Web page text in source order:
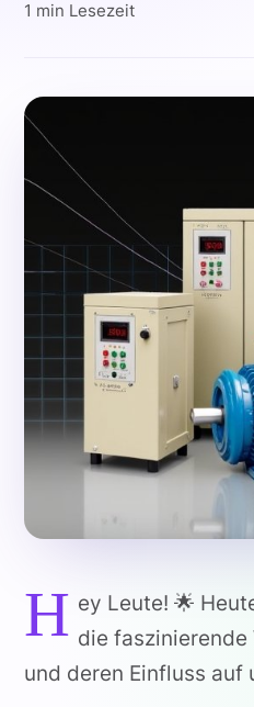
1 min Lesezeit
H ey Leute! 🌟
die
und deren Einfluss auf